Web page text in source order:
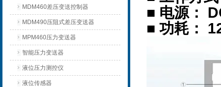
MDM460差压变送控制器
MDM490压阻式差压变送器
MPM460压力变送器
智能压力变送器
液位压力测控仪
液位传感器
■ 电源：
■ 功耗：